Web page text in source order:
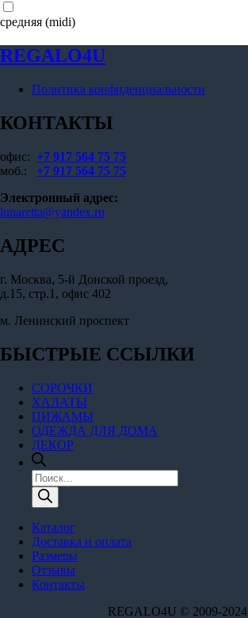
средняя (midi)
REGALO4U
Политика конфиденциальности
КОНТАКТЫ
офис: +7 917 564 75 75
моб.: +7 917 564 75 75
Электронный адрес:
lunaretta@yandex.ru
АДРЕС
г. Москва, 5-й Донской проезд,
д.15, стр.1, офис 402
м. Ленинский проспект
БЫСТРЫЕ ССЫЛКИ
СОРОЧКИ
ХАЛАТЫ
ПИЖАМЫ
ОДЕЖДА ДЛЯ ДОМА
ДЕКОР
Поиск
товаров
Каталог
Доставка и оплата
Размеры
Отзывы
Контакты
REGALO4U © 2009-2024